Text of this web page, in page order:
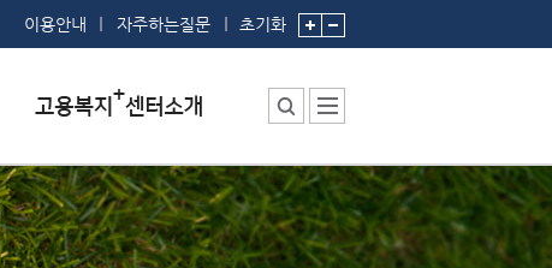
이용안내 자주하는질문 초기화
센터소장 인사말
센터에서 하는 일